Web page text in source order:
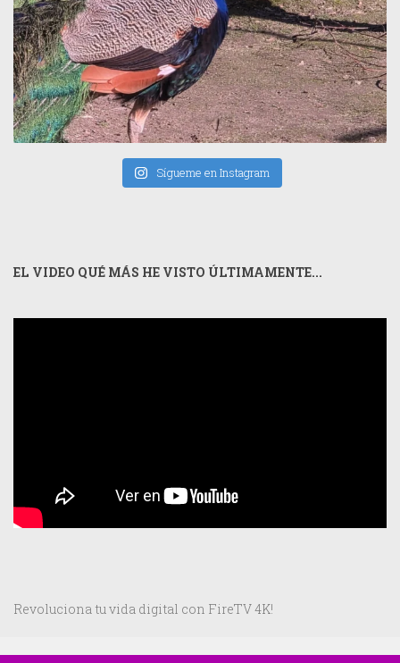
Sígueme en Instagram
EL VIDEO QUÉ MÁS HE VISTO ÚLTIMAMENTE...
Revoluciona tu vida digital con FireTV 4K!